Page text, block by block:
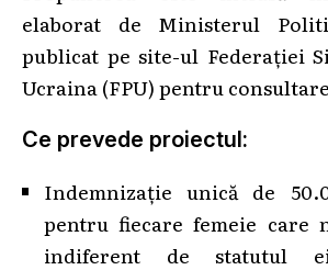
elaborat de Ministerul
publicat pe site-ul Federației
Ucraina (FPU) pentru
Ce prevede proiectul:
Indemnizație unică de
pentru fiecare femeie care
indiferent de statutul